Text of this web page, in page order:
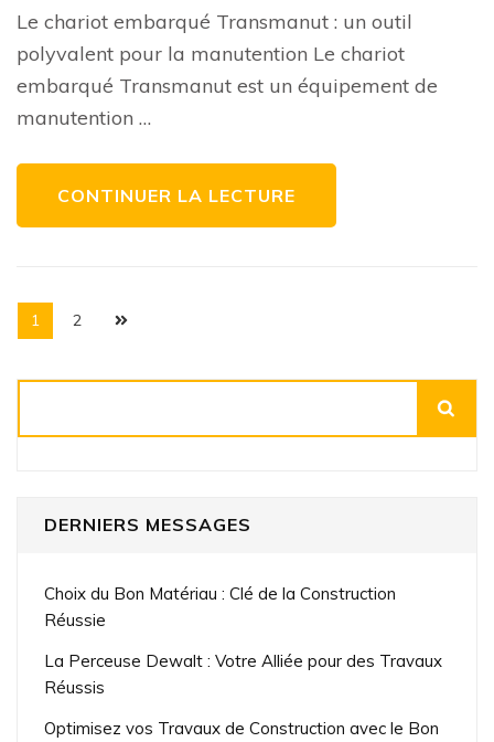
opérations
de
avec
chariot
Le chariot embarqué Transmanut : un outil
polyvalent pour la manutention Le chariot
embarqué Transmanut est un équipement de
manutention …
CONTINUER LA LECTURE
Pagination
publications
Page
1 Page
2
DERNIERS MESSAGES
Choix du Bon Matériau : Clé de la Construction
Réussie
La Perceuse Dewalt : Votre Alliée pour des Travaux
Réussis
Optimisez vos Travaux de Construction avec le Bon